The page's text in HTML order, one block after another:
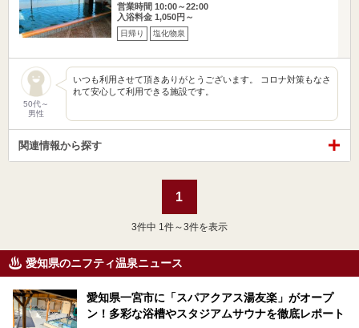
営業時間 10:00～22:00
入浴料金 1,050円～
日帰り 塩化物泉
50代～
男性
いつも利用させて頂きありがとうございます。 コロナ対策もなさ
れて安心して利用できる施設です。
関連情報から探す
1
3件中 1件～3件を表示
愛知県のニフティ温泉ニュース
愛知県一宮市に「スパアクアス湯友楽」がオープ
ン！多彩な浴槽やスタジアムサウナを徹底レポート